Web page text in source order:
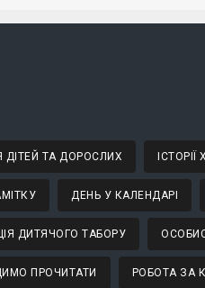
ДІТЕЙ ТА ДОРОСЛИХ
ДЕНЬ У КАЛЕНДАРІ
ДИТЯЧОГО ТАБОРУ
ПРОЧИТАТИ РОБОТА ЗА